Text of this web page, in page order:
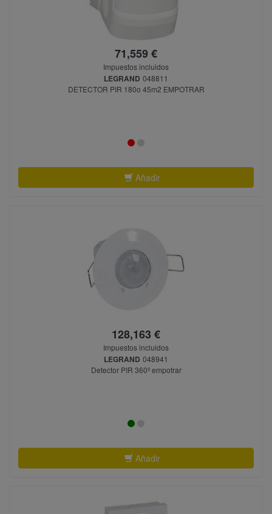
71,559 €
Impuestos incluidos
LEGRAND 048811
DETECTOR PIR 180o 45m2 EMPOTRAR
Añadir
128,163 €
Impuestos incluidos
LEGRAND 048941
Detector PIR 360º empotrar
Añadir